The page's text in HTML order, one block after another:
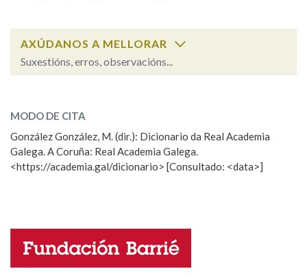
Nas definicións
Na fraseoloxía
Marcas gramaticais
AXÚDANOS A MELLORAR
Suxestións, erros, observacións...
ESCOLLE UNHA OPCIÓN:
Observación Hai un erro na palabra
Propoño mellorar a definición
Nome
MODO DE CITA
González González, M. (dir.): Dicionario da Real Academia
Galega. A Coruña: Real Academia Galega.
<https://academia.gal/dicionario> [Consultado: <data>]